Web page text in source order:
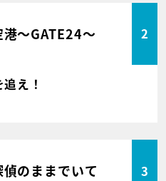
港～GATE24～ 2
え！
のままでいて 3